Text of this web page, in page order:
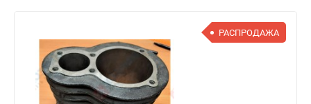
РАСПРОДАЖА